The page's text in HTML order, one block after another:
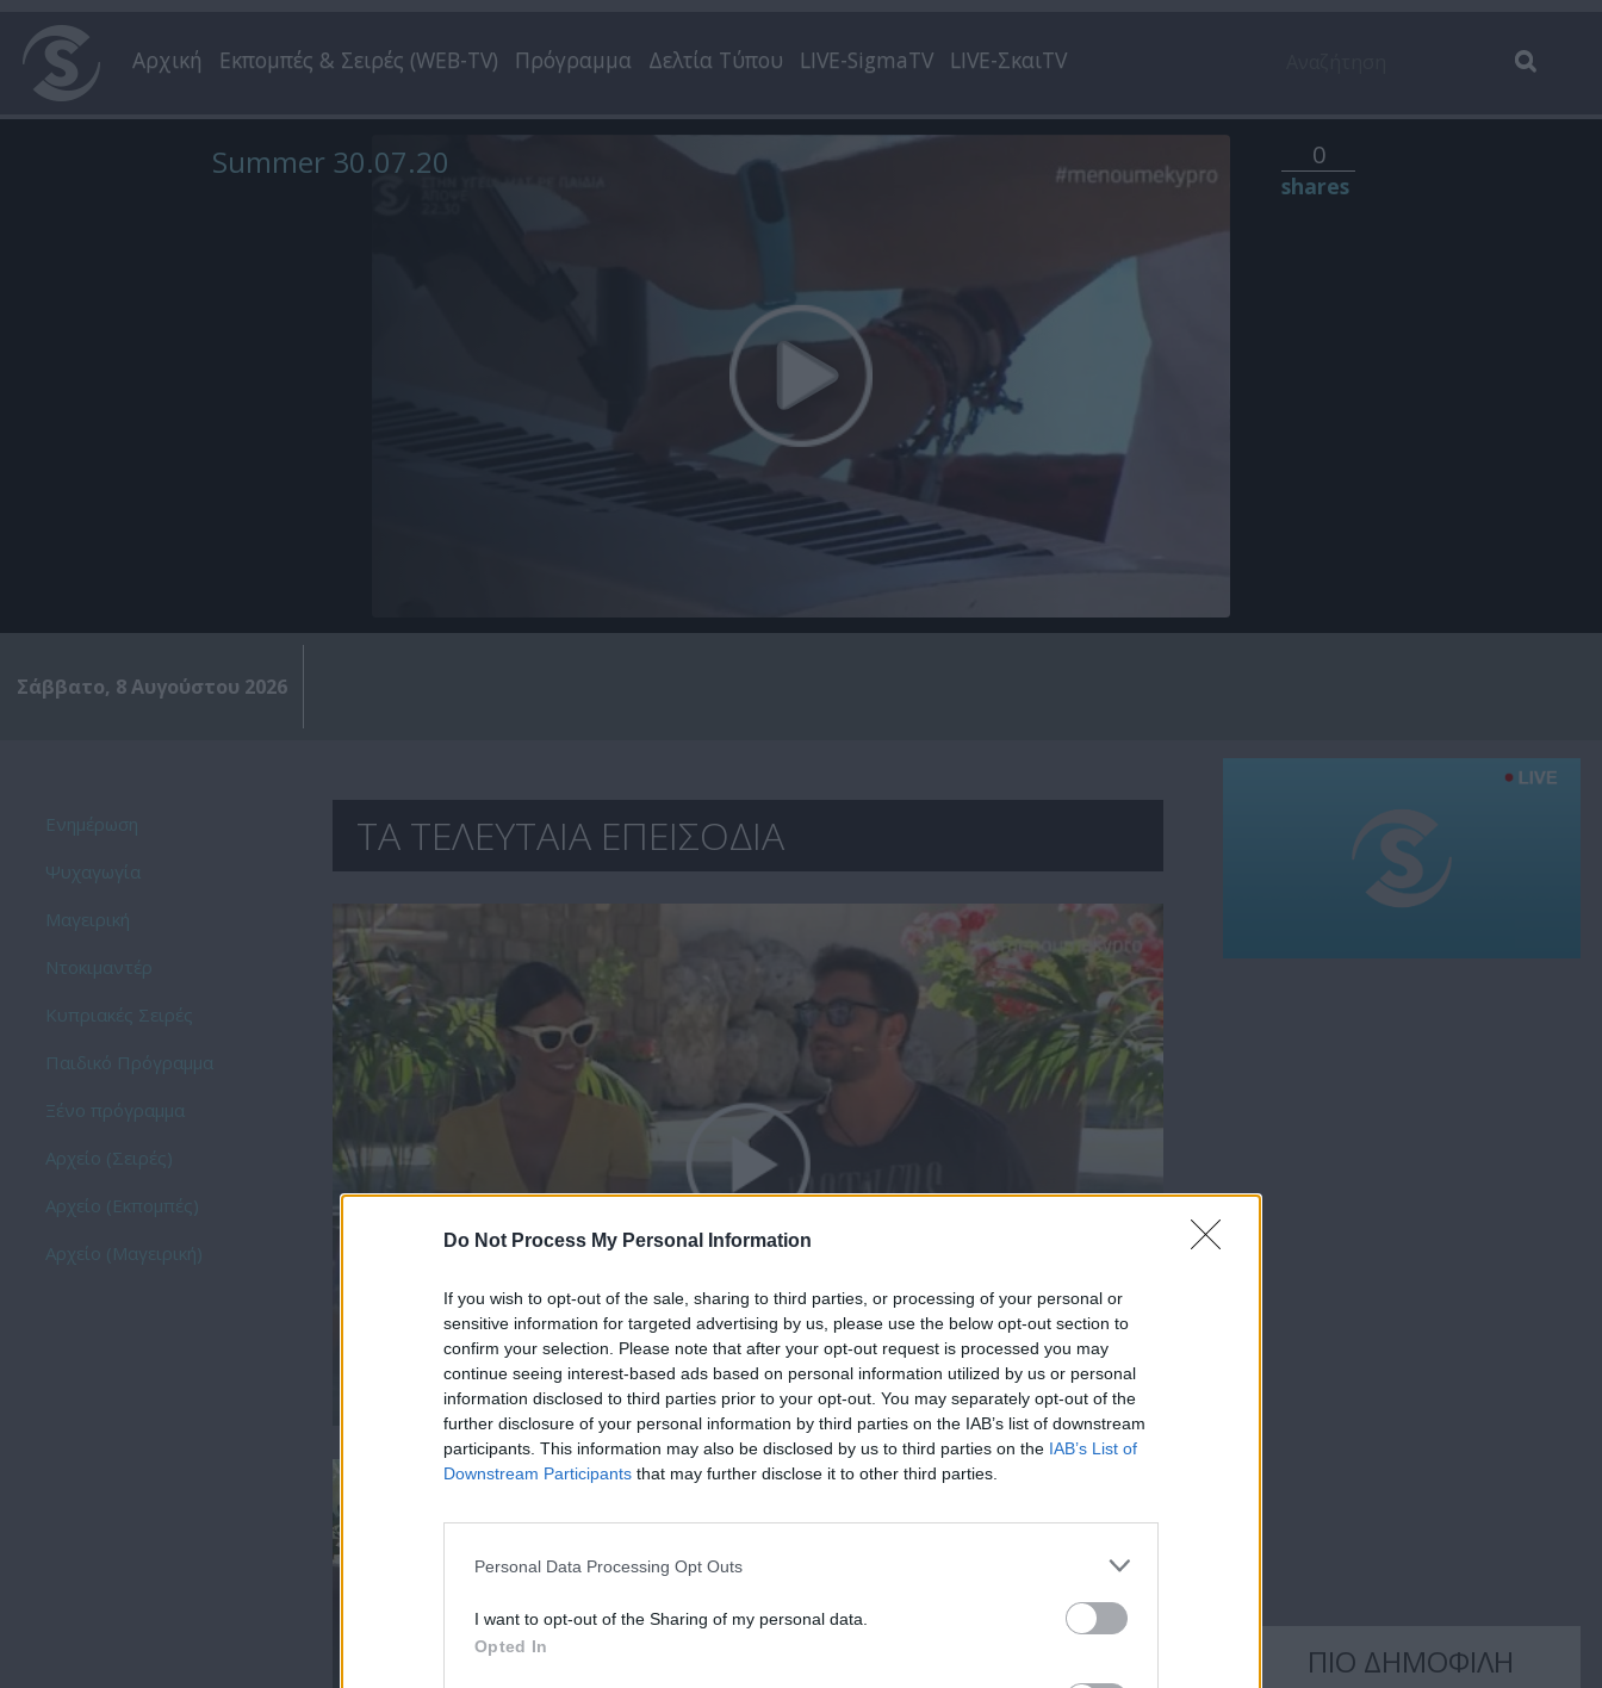
Do Not Process My Personal Information
If you wish to opt-out of the sale, sharing to third parties, or processing of your personal or
sensitive information for targeted advertising by us, please use the below opt-out section to
confirm your selection. Please note that after your opt-out request is processed you may
continue seeing interest-based ads based on personal information utilized by us or personal
information disclosed to third parties prior to your opt-out. You may separately opt-out of the
further disclosure of your personal information by third parties on the IAB’s list of downstream
participants. This information may also be disclosed by us to third parties on the IAB’s List of
Downstream Participants that may further disclose it to other third parties.
Personal Data Processing Opt Outs
I want to opt-out of the Sharing of my personal data.
Opted In
Αρχική Εκπομπές & Σειρές (WEB-TV) Πρόγραμμα Δελτία Τύπου LIVE-SigmaTV LIVE-ΣκαιTV
Summer 30.07.20 0
shares
Σάββατο, 8 Αυγούστου 2026
ΤΑ ΤΕΛΕΥΤΑΙΑ ΕΠΕΙΣΟΔΙΑ
Summer 21.08.20 Τελευταίο
ΠΙΟ ΔΗΜΟΦΙΛΗ